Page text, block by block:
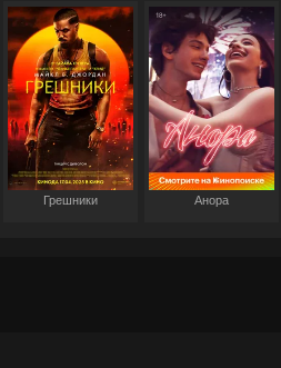
Грешники Анора